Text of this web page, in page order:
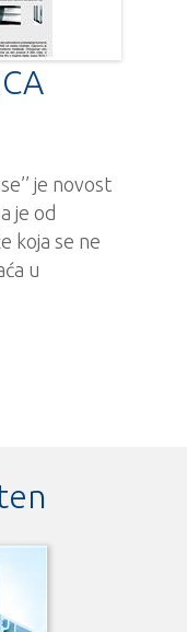
je novost
je od
koja se ne
u